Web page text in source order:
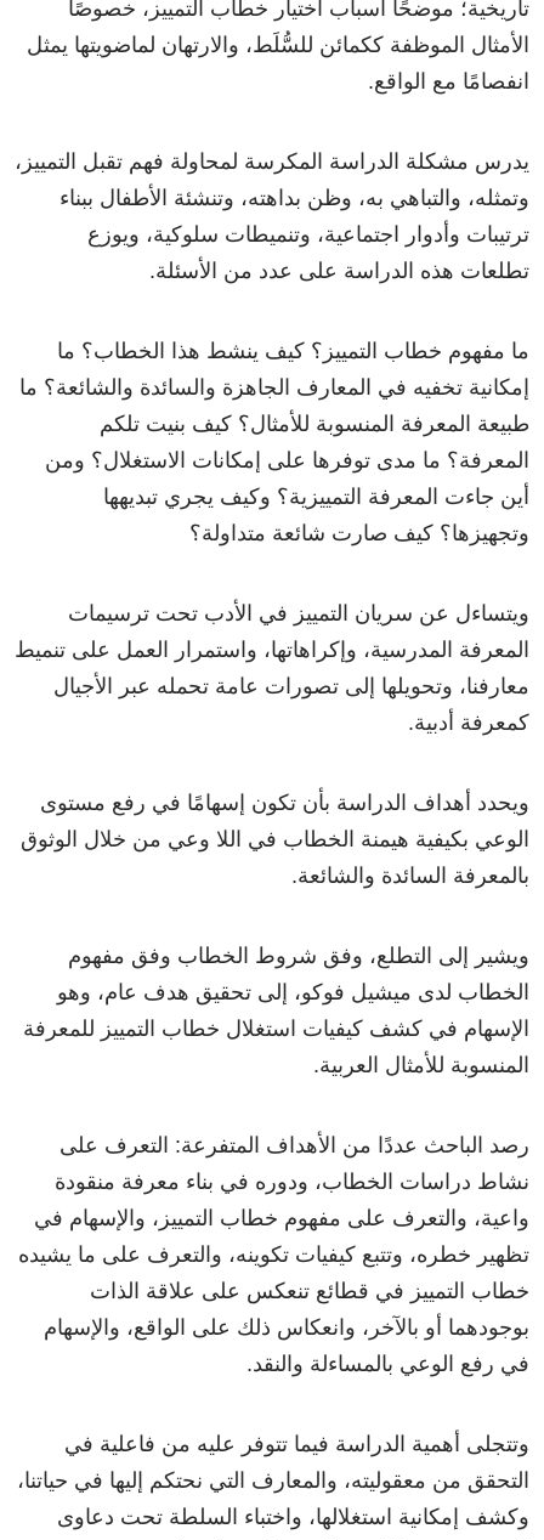
تاريخية؛ موضحًا أسباب اختيار خطاب التمييز، خصوصًا
الأمثال الموظفة ككمائن للسُّلَط، والارتهان لماضويتها يمثل
انفصامًا مع الواقع.
يدرس مشكلة الدراسة المكرسة لمحاولة فهم تقبل التمييز،
وتمثله، والتباهي به، وظن بداهته، وتنشئة الأطفال ببناء
ترتيبات وأدوار اجتماعية، وتنميطات سلوكية، ويوزع
تطلعات هذه الدراسة على عدد من الأسئلة.
ما مفهوم خطاب التمييز؟ كيف ينشط هذا الخطاب؟ ما
إمكانية تخفيه في المعارف الجاهزة والسائدة والشائعة؟ ما
طبيعة المعرفة المنسوبة للأمثال؟ كيف بنيت تلكم
المعرفة؟ ما مدى توفرها على إمكانات الاستغلال؟ ومن
أين جاءت المعرفة التمييزية؟ وكيف يجري تبديهها
وتجهيزها؟ كيف صارت شائعة متداولة؟
ويتساءل عن سريان التمييز في الأدب تحت ترسيمات
المعرفة المدرسية، وإكراهاتها، واستمرار العمل على تنميط
معارفنا، وتحويلها إلى تصورات عامة تحمله عبر الأجيال
كمعرفة أدبية.
ويحدد أهداف الدراسة بأن تكون إسهامًا في رفع مستوى
الوعي بكيفية هيمنة الخطاب في اللا وعي من خلال الوثوق
بالمعرفة السائدة والشائعة.
ويشير إلى التطلع، وفق شروط الخطاب وفق مفهوم
الخطاب لدى ميشيل فوكو، إلى تحقيق هدف عام، وهو
الإسهام في كشف كيفيات استغلال خطاب التمييز للمعرفة
المنسوبة للأمثال العربية.
رصد الباحث عددًا من الأهداف المتفرعة: التعرف على
نشاط دراسات الخطاب، ودوره في بناء معرفة منقودة
واعية، والتعرف على مفهوم خطاب التمييز، والإسهام في
تظهير خطره، وتتبع كيفيات تكوينه، والتعرف على ما يشيده
خطاب التمييز في قطائع تنعكس على علاقة الذات
بوجودهما أو بالآخر، وانعكاس ذلك على الواقع، والإسهام
في رفع الوعي بالمساءلة والنقد.
وتتجلى أهمية الدراسة فيما تتوفر عليه من فاعلية في
التحقق من معقوليته، والمعارف التي نحتكم إليها في حياتنا،
وكشف إمكانية استغلالها، واختباء السلطة تحت دعاوى